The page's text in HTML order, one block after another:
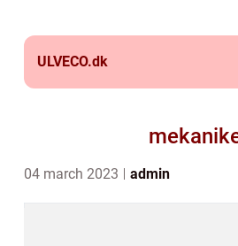
ULVECO.dk
04 march 2023 admin